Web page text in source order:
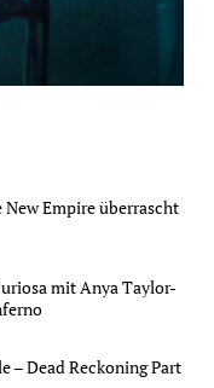
Empire überrascht
mit Anya Taylor-
– Dead Reckoning Part